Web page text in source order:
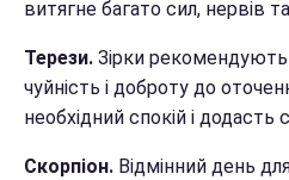
витягне багато сил, нервів та
Терези. Зірки
чуйність і доброту до
необхідний спокій і
Скорпіон. Відмінний день